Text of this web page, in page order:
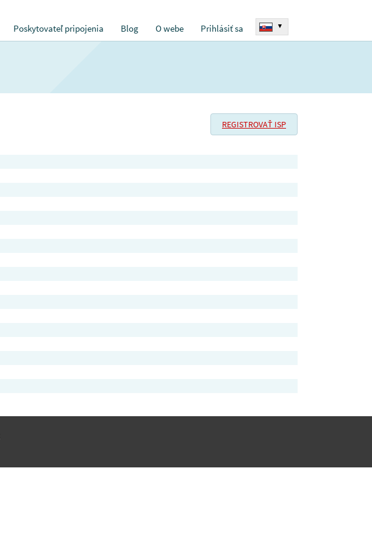
Poskytovateľ pripojenia Blog O webe Prihlásiť sa ▾
REGISTROVAŤ ISP